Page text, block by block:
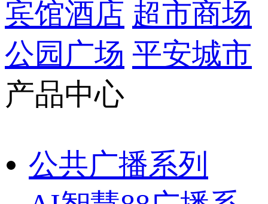
宾馆酒店 超市商场
公园广场 平安城市
产品中心
公共广播系列